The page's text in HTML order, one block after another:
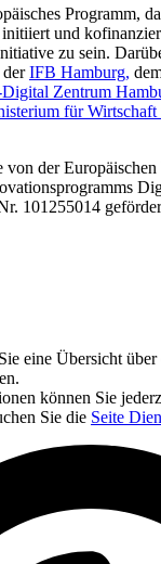
Programm,
initiiert und
zu sein.
IFB Hamburg,
Zentrum
für
von der
101255014
eine Übersicht über
können Sie
Sie die Seite